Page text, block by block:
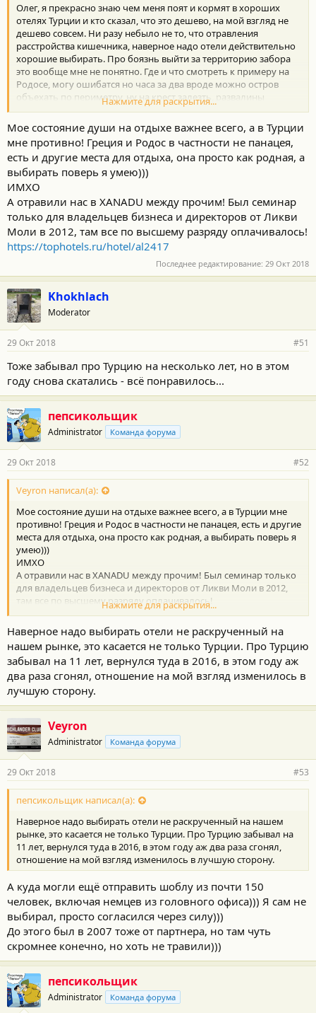
Олег, я прекрасно знаю чем меня поят и кормят в хороших
отелях Турции и кто сказал, что это дешево, на мой взгляд не
дешево совсем. Ни разу небыло не то, что отравления
расстройства кишечника, наверное надо отели действительно
хорошие выбирать. Про боязнь выйти за территорию забора
это вообще мне не понятно. Где и что смотреть к примеру на
Родосе, могу ошибатся но часа за два вроде можно остров
объехать по периметру, ну на крест залезть, развалины
Линдоса опять в гору, 300 ступеней опять гора, сгонять на
парссаниси поглядеть, пару храмов, никакой аквариум, сам
Родос город, на это два дня с головой ну три, да и не люблю я
эти развалины рассматривать, дальше весь отдых сидишь в
отеле и очень хочется чтоб он соответствовал своим *.
Нажмите для раскрытия...
Мое состояние души на отдыхе важнее всего, а в Турции
мне противно! Греция и Родос в частности не панацея,
есть и другие места для отдыха, она просто как родная, а
выбирать поверь я умею)))
ИМХО
А отравили нас в XANADU между прочим! Был семинар
только для владельцев бизнеса и директоров от Ликви
Моли в 2012, там все по высшему разряду оплачивалось!
https://tophotels.ru/hotel/al2417
Последнее редактирование: 29 Окт 2018
Khokhlach
Moderator
29 Окт 2018 #51
Тоже забывал про Турцию на несколько лет, но в этом
году снова скатались - всё понравилось...
пепсикольщик
Administrator Команда форума
29 Окт 2018 #52
Veyron написал(а):
Мое состояние души на отдыхе важнее всего, а в Турции мне
противно! Греция и Родос в частности не панацея, есть и другие
места для отдыха, она просто как родная, а выбирать поверь я
умею)))
ИМХО
А отравили нас в XANADU между прочим! Был семинар только
для владельцев бизнеса и директоров от Ликви Моли в 2012,
там все по высшему разряду оплачивалось!
https://tophotels.ru/hotel/al2417
Нажмите для раскрытия...
Наверное надо выбирать отели не раскрученный на
нашем рынке, это касается не только Турции. Про Турцию
забывал на 11 лет, вернулся туда в 2016, в этом году аж
два раза сгонял, отношение на мой взгляд изменилось в
лучшую сторону.
Veyron
Administrator Команда форума
29 Окт 2018 #53
пепсикольщик написал(а):
Наверное надо выбирать отели не раскрученный на нашем
рынке, это касается не только Турции. Про Турцию забывал на
11 лет, вернулся туда в 2016, в этом году аж два раза сгонял,
отношение на мой взгляд изменилось в лучшую сторону.
А куда могли ещё отправить шоблу из почти 150
человек, включая немцев из головного офиса))) Я сам не
выбирал, просто согласился через силу)))
До этого был в 2007 тоже от партнера, но там чуть
скромнее конечно, но хоть не травили)))
пепсикольщик
Administrator Команда форума